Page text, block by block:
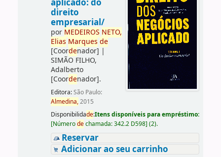
aplicado: do
direito
empresarial/
por MEDEIROS NETO,
Elias Marques de
[Coordenador] |
SIMÃO FILHO,
Adalberto
[Coordenador].
Editora:São Paulo:
Almedina,2015
Disponibilidade:Itens disponíveis para empréstimo:
[Númerodechamada:342.2 D598] (2).
Reservar
Adicionar ao seu carrinho